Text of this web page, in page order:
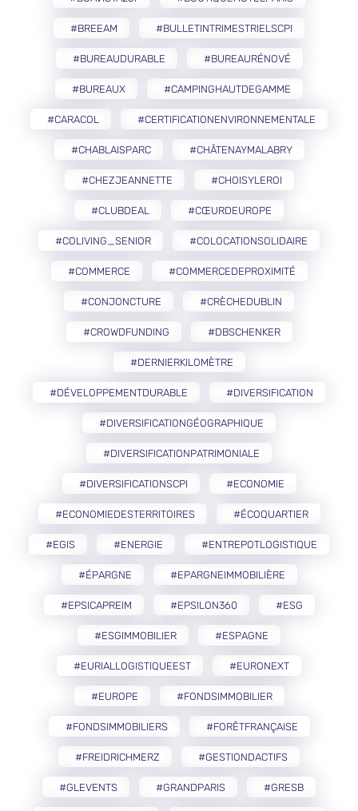
#BREEAM #BULLETINTRIMESTRIELSCPI
#BUREAUDURABLE #BUREAURÉNOVÉ
#BUREAUX #CAMPINGHAUTDEGAMME
#CARACOL #CERTIFICATIONENVIRONNEMENTALE
#CHABLAISPARC #CHÂTENAYMALABRY
#CHEZJEANNETTE #CHOISYLEROI
#CLUBDEAL #CŒURDEUROPE
#COLIVING_SENIOR #COLOCATIONSOLIDAIRE
#COMMERCE #COMMERCEDEPROXIMITÉ
#CONJONCTURE #CRÈCHEDUBLIN
#CROWDFUNDING #DBSCHENKER
#DERNIERKILOMÈTRE
#DÉVELOPPEMENTDURABLE #DIVERSIFICATION
#DIVERSIFICATIONGÉOGRAPHIQUE
#DIVERSIFICATIONPATRIMONIALE
#DIVERSIFICATIONSCPI #ECONOMIE
#ECONOMIEDESTERRITOIRES #ÉCOQUARTIER
#EGIS #ENERGIE #ENTREPOTLOGISTIQUE
#ÉPARGNE #EPARGNEIMMOBILIÈRE
#EPSICAPREIM #EPSILON360 #ESG
#ESGIMMOBILIER #ESPAGNE
#EURIALLOGISTIQUEEST #EURONEXT
#EUROPE #FONDSIMMOBILIER
#FONDSIMMOBILIERS #FORÊTFRANÇAISE
#FREIDRICHMERZ #GESTIONDACTIFS
#GLEVENTS #GRANDPARIS #GRESB